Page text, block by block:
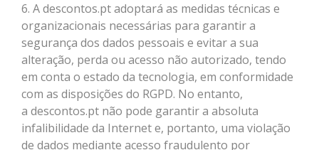
6. A descontos.pt adoptará as medidas técnicas e
organizacionais necessárias para garantir a
segurança dos dados pessoais e evitar a sua
alteração, perda ou acesso não autorizado, tendo
em conta o estado da tecnologia, em conformidade
com as disposições do RGPD. No entanto,
a descontos.pt não pode garantir a absoluta
infalibilidade da Internet e, portanto, uma violação
de dados mediante acesso fraudulento por